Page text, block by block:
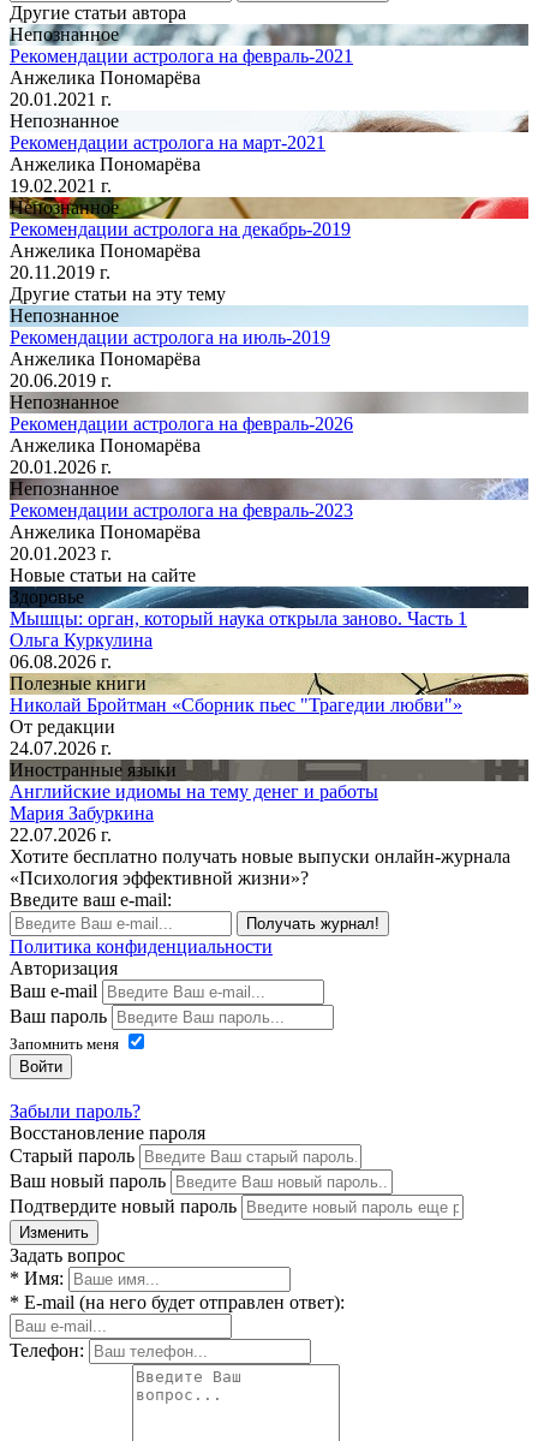
Другие статьи автора
Непознанное
Рекомендации астролога на февраль-2021
Анжелика Пономарёва
20.01.2021 г.
Непознанное
Рекомендации астролога на март-2021
Анжелика Пономарёва
19.02.2021 г.
Непознанное
Рекомендации астролога на декабрь-2019
Анжелика Пономарёва
20.11.2019 г.
Другие статьи на эту тему
Непознанное
Рекомендации астролога на июль-2019
Анжелика Пономарёва
20.06.2019 г.
Непознанное
Рекомендации астролога на февраль-2026
Анжелика Пономарёва
20.01.2026 г.
Непознанное
Рекомендации астролога на февраль-2023
Анжелика Пономарёва
20.01.2023 г.
Новые статьи на сайте
Здоровье
Мышцы: орган, который наука открыла заново. Часть 1
Ольга Куркулина
06.08.2026 г.
Полезные книги
Николай Бройтман «Сборник пьес "Трагедии любви"»
От редакции
24.07.2026 г.
Иностранные языки
Английские идиомы на тему денег и работы
Мария Забуркина
22.07.2026 г.
Хотите бесплатно получать новые выпуски онлайн-журнала
«Психология эффективной жизни»?
Введите ваш e-mail:
Получать журнал!
Политика конфиденциальности
Авторизация
Ваш e-mail
Ваш пароль
Запомнить меня
Войти
Забыли пароль?
Восстановление пароля
Старый пароль
Ваш новый пароль
Подтвердите новый пароль
Изменить
Задать вопрос
* Имя:
* E-mail (на него будет отправлен ответ):
Телефон: